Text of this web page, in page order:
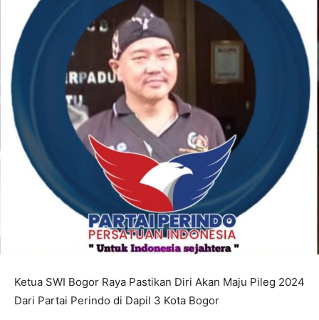
Ketua SWI Bogor Raya Pastikan Diri Akan Maju Pileg 2024
Dari Partai Perindo di Dapil 3 Kota Bogor